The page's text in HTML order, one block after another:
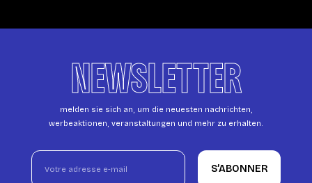
NEWSLETTER
melden sie sich an, um die neuesten nachrichten,
werbeaktionen, veranstaltungen und mehr zu erhalten.
S’ABONNER